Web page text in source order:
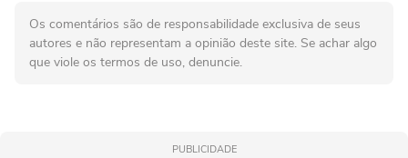
Os comentários são de responsabilidade exclusiva de seus
autores e não representam a opinião deste site. Se achar algo
que viole os termos de uso, denuncie.
PUBLICIDADE